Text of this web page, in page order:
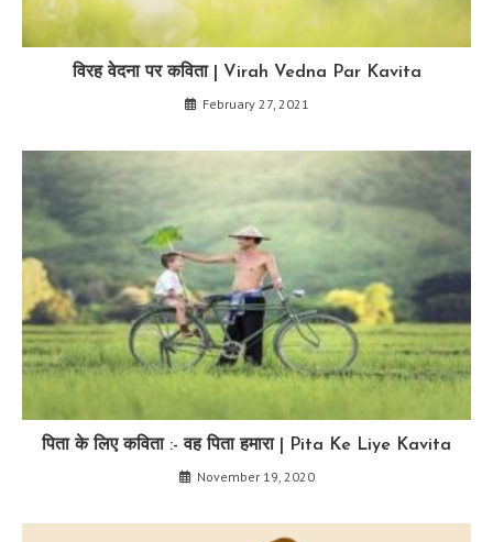
विरह वेदना पर कविता | Virah Vedna Par Kavita
February 27, 2021
पिता के लिए कविता :- वह पिता हमारा | Pita Ke Liye Kavita
November 19, 2020